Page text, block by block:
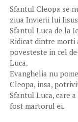
Sfantul Cleopa se
ziua Invierii lui
Sfantul Luca de la
Ridicat dintre morti
povesteste in cel
Luca.
Evanghelia nu
Cleopa, insa,
Sfantul Luca, care
fost martorul ei.